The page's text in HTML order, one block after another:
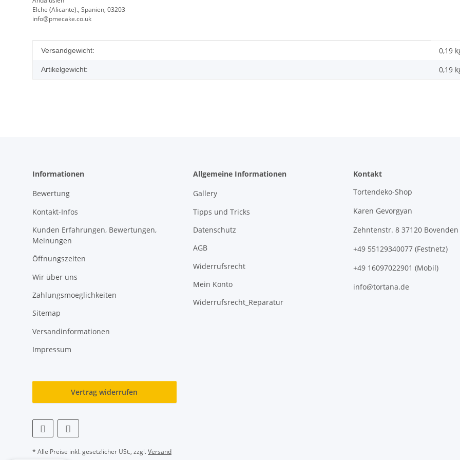
Elche (Alicante)., Spanien, 03203
info@pmecake.co.uk
Produkteigenschaft
Wert
Versandgewicht: 0,19
Artikelgewicht: 0,19
Informationen
Bewertung
Kontakt-Infos
Kunden Erfahrungen, Bewertungen,
Meinungen
Öffnungszeiten
Wir über uns
Zahlungsmoeglichkeiten
Sitemap
Versandinformationen
Impressum
Allgemeine Informationen
Gallery
Tipps und Tricks
Datenschutz
AGB
Widerrufsrecht
Mein Konto
Widerrufsrecht_Reparatur
Kontakt
Tortendeko-Shop
Karen Gevorgyan
Zehntenstr. 8 37120 Bovenden
+49 55129340077 (Festnetz)
+49 16097022901 (Mobil)
info@tortana.de
Vertrag widerrufen
* Alle Preise inkl. gesetzlicher USt., zzgl.Versand